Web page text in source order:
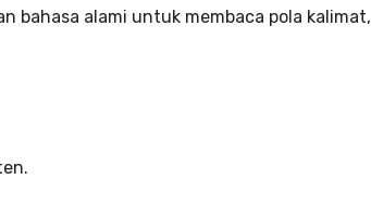
bahasa alami untuk membaca pola kalimat,